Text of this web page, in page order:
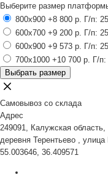
Выберите размер
800x900 +8 800 р. Г/п:
600x700 +9 200 р. Г/п:
600x900 +9 573 р. Г/п:
700x1000 +10 700 р. Г/п:
Выбрать размер
Самовывоз со склада
Адрес
249091, Калужская
деревня Терентьево ,
55.003646, 36.409571